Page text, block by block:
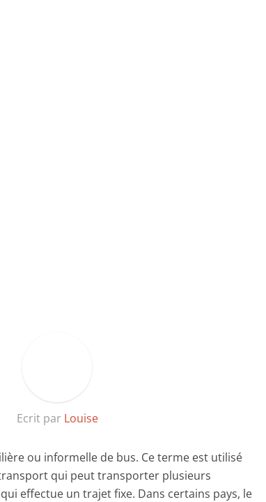
Ecrit par Louise
ou informelle de bus. Ce terme est utilisé
qui peut transporter plusieurs
effectue un trajet fixe. Dans certains pays, le